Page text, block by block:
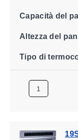
Capacità del
Altezza del
Tipo di